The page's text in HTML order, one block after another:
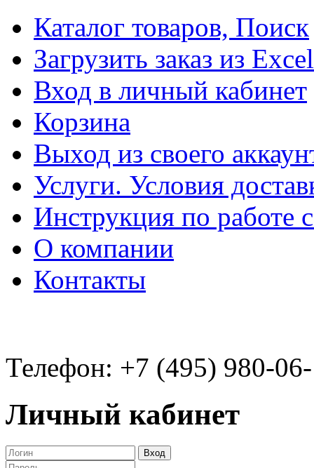
Каталог товаров, Поиск
Загрузить заказ из Excel
Вход в личный кабинет
Корзина
Выход из своего
Услуги. Условия
Инструкция по работе
О компании
Контакты
Телефон: +7 (495) 980-
Личный кабинет